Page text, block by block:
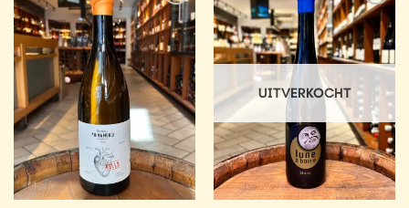
Add to
Wishlist
Add to
Wishlist
UITVERKOCHT